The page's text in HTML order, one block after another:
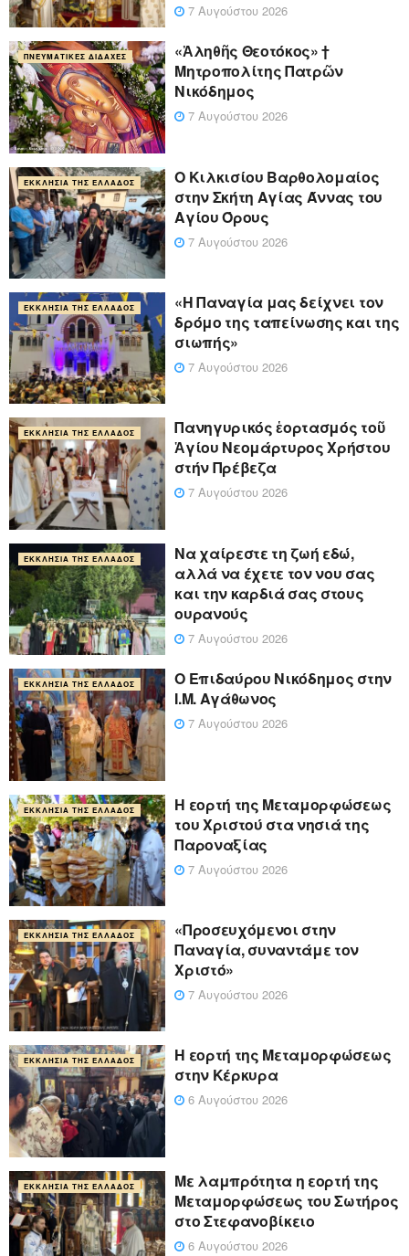
7 Αυγούστου 2026
ΠΝΕΥΜΑΤΙΚΈΣ ΔΙΔΑΧΈΣ
«Ἀληθῆς Θεοτόκος» †
Μητροπολίτης Πατρῶν
Νικόδημος
7 Αυγούστου 2026
ΕΚΚΛΗΣΊΑ ΤΗΣ ΕΛΛΆΔΟΣ
Ο Κιλκισίου Βαρθολομαίος
στην Σκήτη Αγίας Άννας του
Αγίου Όρους
7 Αυγούστου 2026
ΕΚΚΛΗΣΊΑ ΤΗΣ ΕΛΛΆΔΟΣ
«Η Παναγία μας δείχνει τον
δρόμο της ταπείνωσης και της
σιωπής»
7 Αυγούστου 2026
ΕΚΚΛΗΣΊΑ ΤΗΣ ΕΛΛΆΔΟΣ
Πανηγυρικός ἑορτασμός τοῦ
Ἁγίου Νεομάρτυρος Χρήστου
στήν Πρέβεζα
7 Αυγούστου 2026
ΕΚΚΛΗΣΊΑ ΤΗΣ ΕΛΛΆΔΟΣ
Να χαίρεστε τη ζωή εδώ,
αλλά να έχετε τον νου σας
και την καρδιά σας στους
ουρανούς
7 Αυγούστου 2026
ΕΚΚΛΗΣΊΑ ΤΗΣ ΕΛΛΆΔΟΣ
Ο Επιδαύρου Νικόδημος στην
Ι.Μ. Αγάθωνος
7 Αυγούστου 2026
ΕΚΚΛΗΣΊΑ ΤΗΣ ΕΛΛΆΔΟΣ
Η εορτή της Μεταμορφώσεως
του Χριστού στα νησιά της
Παροναξίας
7 Αυγούστου 2026
ΕΚΚΛΗΣΊΑ ΤΗΣ ΕΛΛΆΔΟΣ
«Προσευχόμενοι στην
Παναγία, συναντάμε τον
Χριστό»
7 Αυγούστου 2026
ΕΚΚΛΗΣΊΑ ΤΗΣ ΕΛΛΆΔΟΣ
Η εορτή της Μεταμορφώσεως
στην Κέρκυρα
6 Αυγούστου 2026
ΕΚΚΛΗΣΊΑ ΤΗΣ ΕΛΛΆΔΟΣ
Με λαμπρότητα η εορτή της
Μεταμορφώσεως του Σωτήρος
στο Στεφανοβίκειο
6 Αυγούστου 2026